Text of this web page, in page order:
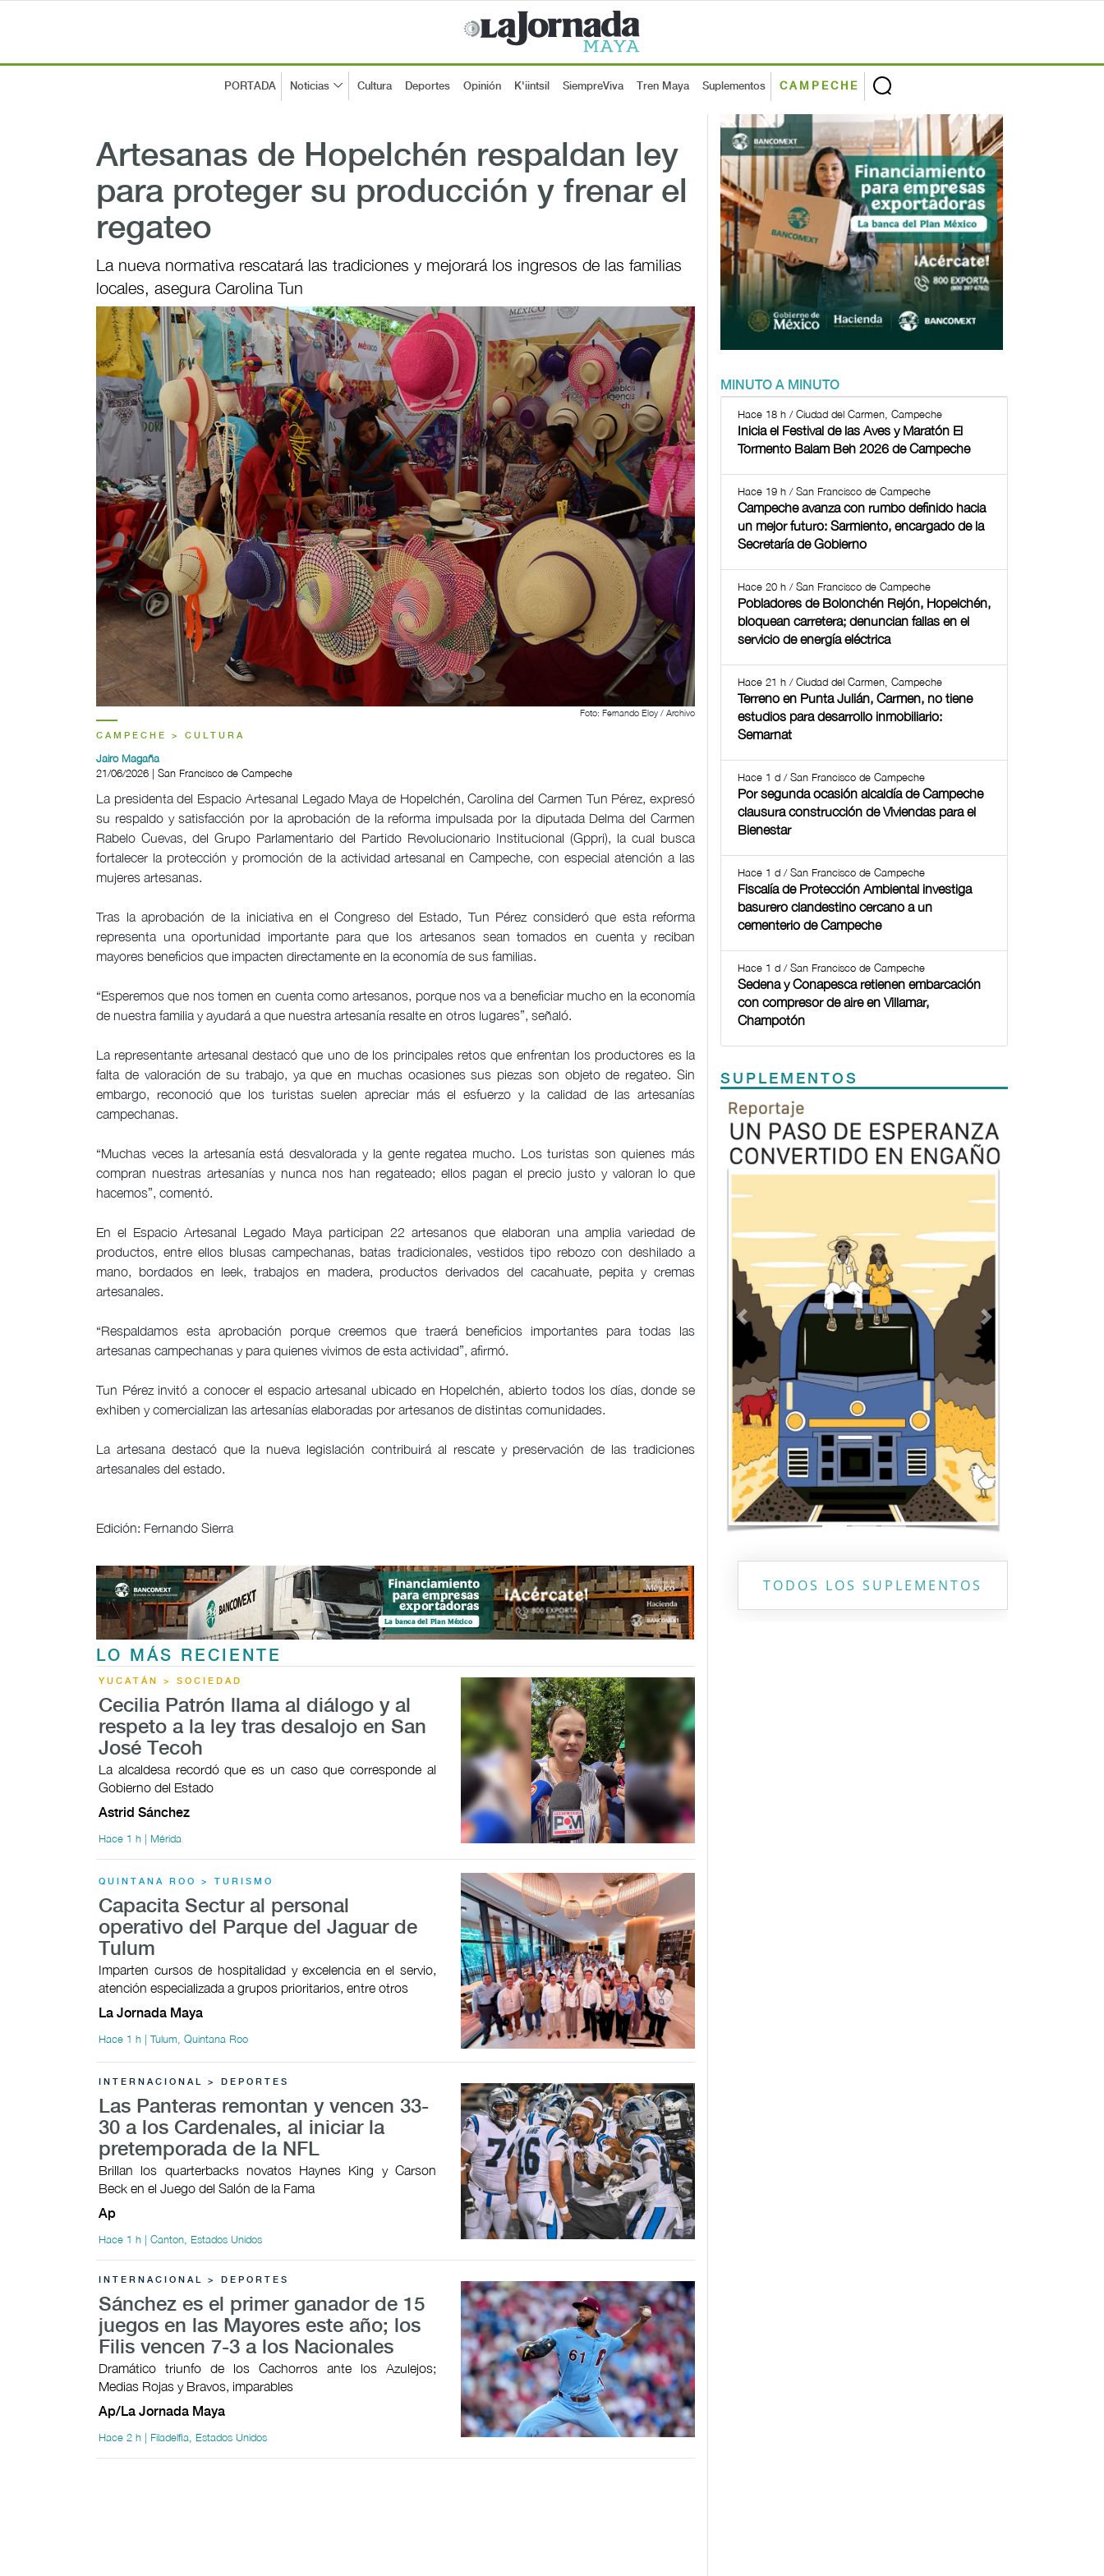
PORTADA Noticias Cultura Deportes Opinión K'iintsil SiempreViva Tren Maya Suplementos CAMPECHE
Artesanas de Hopelchén respaldan ley
para proteger su producción y frenar el
regateo
La nueva normativa rescatará las tradiciones y mejorará los ingresos de las familias
locales, asegura Carolina Tun
Foto: Fernando Eloy / Archivo
CAMPECHE > CULTURA
Jairo Magaña
21/06/2026 | San Francisco de Campeche
La presidenta del Espacio Artesanal Legado Maya de Hopelchén, Carolina del Carmen Tun Pérez, expresó
su respaldo y satisfacción por la aprobación de la reforma impulsada por la diputada Delma del Carmen
Rabelo Cuevas, del Grupo Parlamentario del Partido Revolucionario Institucional (Gppri), la cual busca
fortalecer la protección y promoción de la actividad artesanal en Campeche, con especial atención a las
mujeres artesanas.
Tras la aprobación de la iniciativa en el Congreso del Estado, Tun Pérez consideró que esta reforma
representa una oportunidad importante para que los artesanos sean tomados en cuenta y reciban
mayores beneficios que impacten directamente en la economía de sus familias.
“Esperemos que nos tomen en cuenta como artesanos, porque nos va a beneficiar mucho en la economía
de nuestra familia y ayudará a que nuestra artesanía resalte en otros lugares”, señaló.
La representante artesanal destacó que uno de los principales retos que enfrentan los productores es la
falta de valoración de su trabajo, ya que en muchas ocasiones sus piezas son objeto de regateo. Sin
embargo, reconoció que los turistas suelen apreciar más el esfuerzo y la calidad de las artesanías
campechanas.
“Muchas veces la artesanía está desvalorada y la gente regatea mucho. Los turistas son quienes más
compran nuestras artesanías y nunca nos han regateado; ellos pagan el precio justo y valoran lo que
hacemos”, comentó.
En el Espacio Artesanal Legado Maya participan 22 artesanos que elaboran una amplia variedad de
productos, entre ellos blusas campechanas, batas tradicionales, vestidos tipo rebozo con deshilado a
mano, bordados en leek, trabajos en madera, productos derivados del cacahuate, pepita y cremas
artesanales.
“Respaldamos esta aprobación porque creemos que traerá beneficios importantes para todas las
artesanas campechanas y para quienes vivimos de esta actividad”, afirmó.
Tun Pérez invitó a conocer el espacio artesanal ubicado en Hopelchén, abierto todos los días, donde se
exhiben y comercializan las artesanías elaboradas por artesanos de distintas comunidades.
La artesana destacó que la nueva legislación contribuirá al rescate y preservación de las tradiciones
artesanales del estado.
Edición: Fernando Sierra
LO MÁS RECIENTE
YUCATÁN > SOCIEDAD
Cecilia Patrón llama al diálogo y al
respeto a la ley tras desalojo en San
José Tecoh
La alcaldesa recordó que es un caso que corresponde al
Gobierno del Estado
Astrid Sánchez
Hace 1 h | Mérida
QUINTANA ROO > TURISMO
Capacita Sectur al personal
operativo del Parque del Jaguar de
Tulum
Imparten cursos de hospitalidad y excelencia en el servio,
atención especializada a grupos prioritarios, entre otros
La Jornada Maya
Hace 1 h | Tulum, Quintana Roo
INTERNACIONAL > DEPORTES
Las Panteras remontan y vencen 33-
30 a los Cardenales, al iniciar la
pretemporada de la NFL
Brillan los quarterbacks novatos Haynes King y Carson
Beck en el Juego del Salón de la Fama
Ap
Hace 1 h | Canton, Estados Unidos
INTERNACIONAL > DEPORTES
Sánchez es el primer ganador de 15
juegos en las Mayores este año; los
Filis vencen 7-3 a los Nacionales
Dramático triunfo de los Cachorros ante los Azulejos;
Medias Rojas y Bravos, imparables
Ap/La Jornada Maya
Hace 2 h | Filadelfia, Estados Unidos
MINUTO A MINUTO
Hace 18 h / Ciudad del Carmen, Campeche
Inicia el Festival de las Aves y Maratón El
Tormento Balam Beh 2026 de Campeche
Hace 19 h / San Francisco de Campeche
Campeche avanza con rumbo definido hacia
un mejor futuro: Sarmiento, encargado de la
Secretaría de Gobierno
Hace 20 h / San Francisco de Campeche
Pobladores de Bolonchén Rejón, Hopelchén,
bloquean carretera; denuncian fallas en el
servicio de energía eléctrica
Hace 21 h / Ciudad del Carmen, Campeche
Terreno en Punta Julián, Carmen, no tiene
estudios para desarrollo inmobiliario:
Semarnat
Hace 1 d / San Francisco de Campeche
Por segunda ocasión alcaldía de Campeche
clausura construcción de Viviendas para el
Bienestar
Hace 1 d / San Francisco de Campeche
Fiscalía de Protección Ambiental investiga
basurero clandestino cercano a un
cementerio de Campeche
Hace 1 d / San Francisco de Campeche
Sedena y Conapesca retienen embarcación
con compresor de aire en Villamar,
Champotón
SUPLEMENTOS
Previous
TODOS LOS SUPLEMENTOS